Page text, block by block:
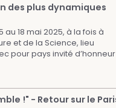
des plus dynamiques
au 18 mai 2025, à la fois à
et de la Science, lieu
pour pays invité
!" - Retour sur le